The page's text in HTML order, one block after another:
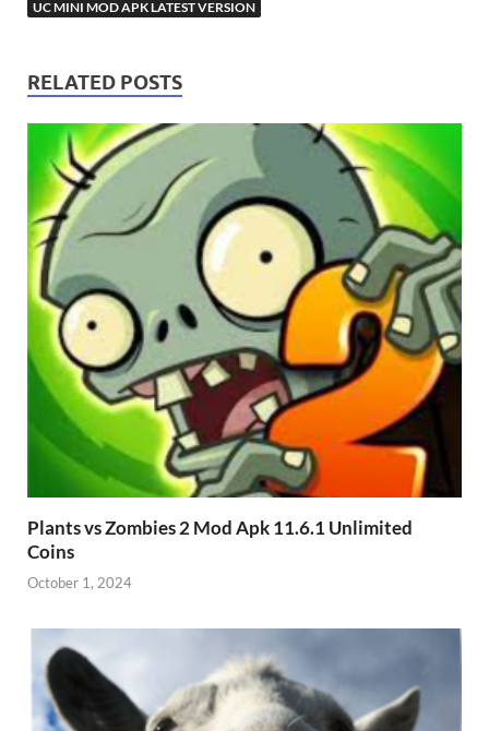
UC MINI MOD APK LATEST VERSION
RELATED POSTS
Plants vs Zombies 2 Mod Apk 11.6.1 Unlimited
Coins
October 1, 2024